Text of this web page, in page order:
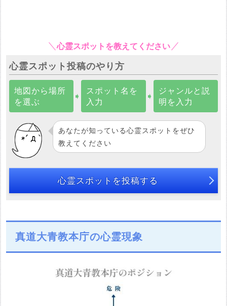
心霊スポットを教えてください
心霊スポット投稿のやり方
地図から場所
を選ぶ
➧
スポット名を
入力
➧
ジャンルと説
明を入力
あなたが知っている心霊スポットをぜひ
教えてください
心霊スポットを投稿する
真道大青教本庁の心霊現象